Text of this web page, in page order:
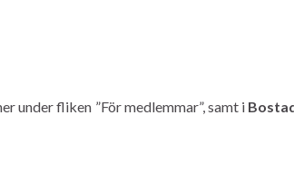
under fliken ”För medlemmar”, samt i